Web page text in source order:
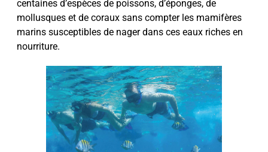
centaines d’espèces de poissons, d’éponges, de
mollusques et de coraux sans compter les mamifères
marins susceptibles de nager dans ces eaux riches en
nourriture.